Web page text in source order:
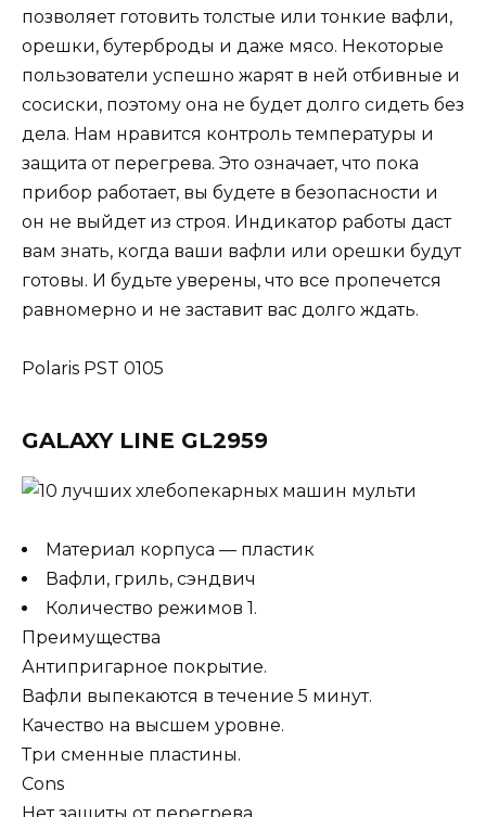
позволяет готовить толстые или тонкие вафли,
орешки, бутерброды и даже мясо. Некоторые
пользователи успешно жарят в ней отбивные и
сосиски, поэтому она не будет долго сидеть без
дела. Нам нравится контроль температуры и
защита от перегрева. Это означает, что пока
прибор работает, вы будете в безопасности и
он не выйдет из строя. Индикатор работы даст
вам знать, когда ваши вафли или орешки будут
готовы. И будьте уверены, что все пропечется
равномерно и не заставит вас долго ждать.
Polaris PST 0105
GALAXY LINE GL2959
Материал корпуса — пластик
Вафли, гриль, сэндвич
Количество режимов 1.
Преимущества
Антипригарное покрытие.
Вафли выпекаются в течение 5 минут.
Качество на высшем уровне.
Три сменные пластины.
Cons